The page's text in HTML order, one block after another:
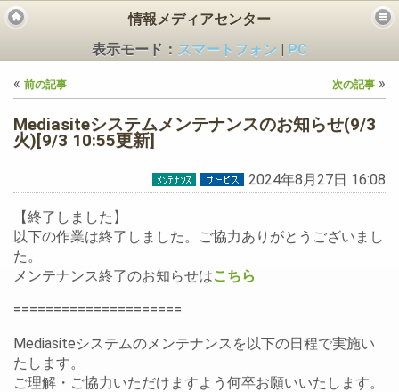
情報メディアセンター
表示モード： スマートフォン
PC
« 前の記事 次の記事 »
Mediasiteシステムメンテナンスのお知らせ(9/3
火)[9/3 10:55更新]
2024年8月27日 16:08
【終了しました】
以下の作業は終了しました。ご協力ありがとうございまし
た。
メンテナンス終了のお知らせはこちら
=====================
Mediasiteシステムのメンテナンスを以下の日程で実施い
たします。
ご理解・ご協力いただけますよう何卒お願いいたします。